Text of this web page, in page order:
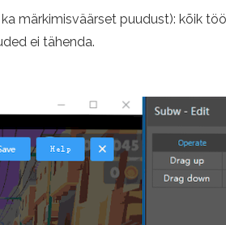
märkimisväärset puudust): kõik
ei tähenda.